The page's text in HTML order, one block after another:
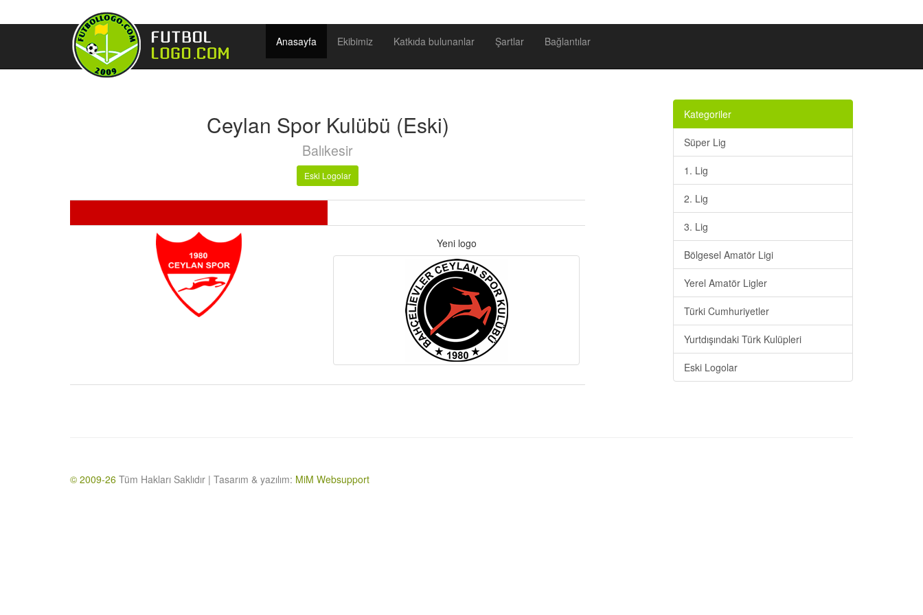
Anasayfa Ekibimiz Katkıda bulunanlar Şartlar Bağlantılar
Ceylan Spor Kulübü (Eski)
Balıkesir
Eski Logolar
Yeni logo
Kategoriler
Süper Lig
1. Lig
2. Lig
3. Lig
Bölgesel Amatör Ligi
Yerel Amatör Ligler
Türki Cumhuriyetler
Yurtdışındaki Türk Kulüpleri
Eski Logolar
© 2009-26 Tüm Hakları Saklıdır | Tasarım & yazılım: MiM Websupport